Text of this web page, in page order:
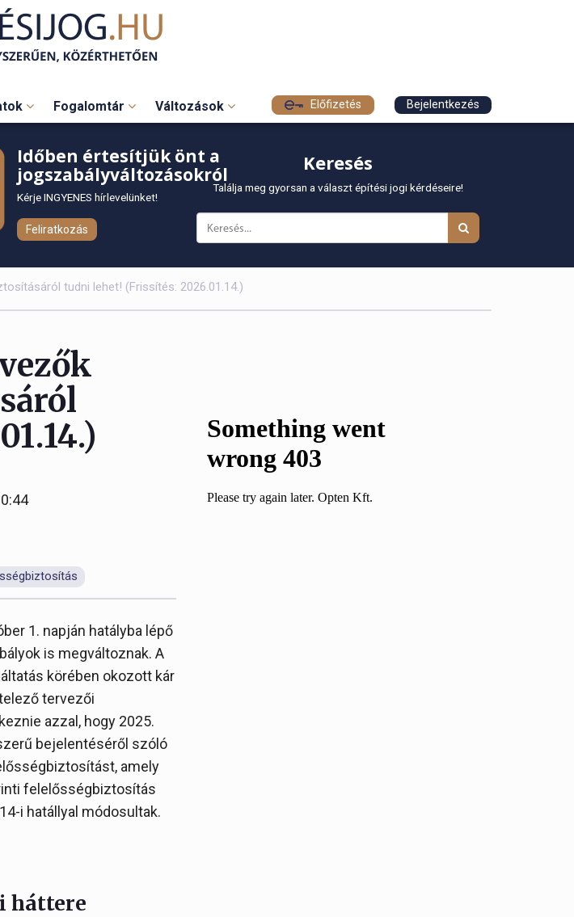
Fogalomtár Változások Előfizetés Bejelentkezés
Időben értesítjük önt a
jogszabályváltozásokról
Kérje INGYENES hírlevelünket!
Feliratkozás
Keresés
Találja meg gyorsan a választ építési jogi kérdéseire!
tudni lehet! (Frissítés: 2026.01.14.)
1. napján hatályba lépő
is megváltoznak. A
körében okozott kár
tervezői
azzal, hogy 2025.
bejelentéséről szóló
amely
felelősségbiztosítás
i hatállyal módosultak.
háttere